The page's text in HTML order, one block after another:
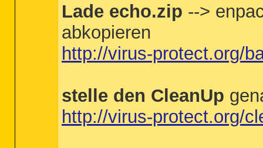
Lade echo.zip -->
abkopieren
http://virus-protect.org/
stelle den CleanUp
http://virus-protect.org/